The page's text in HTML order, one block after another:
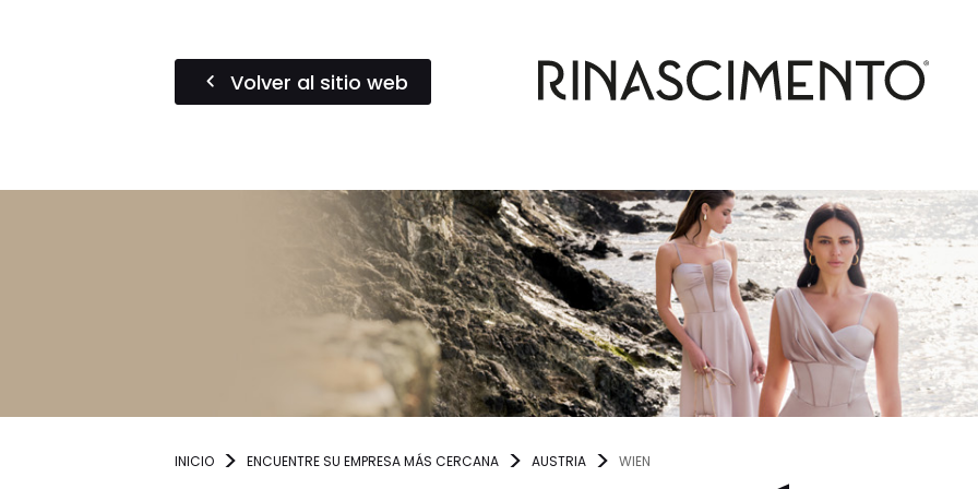
Volver al sitio web
INICIO ENCUENTRE SU EMPRESA MÁS CERCANA AUSTRIA WIEN